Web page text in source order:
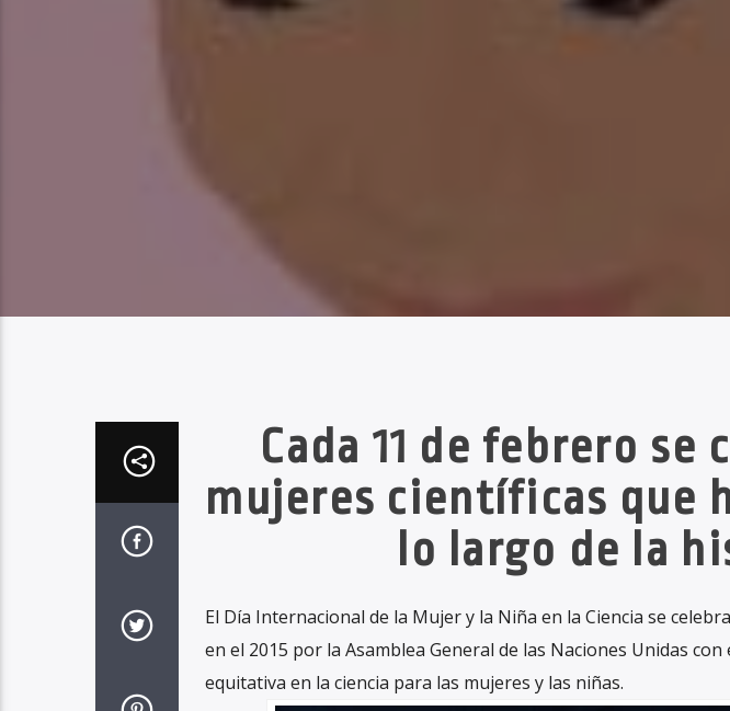
Cada 11 de febrero se
mujeres científicas que
lo largo de la
El Día Internacional de la Mujer y la Niña en la Ciencia se
en el 2015 por la Asamblea General de las Naciones Unidas
equitativa en la ciencia para las mujeres y las niñas.